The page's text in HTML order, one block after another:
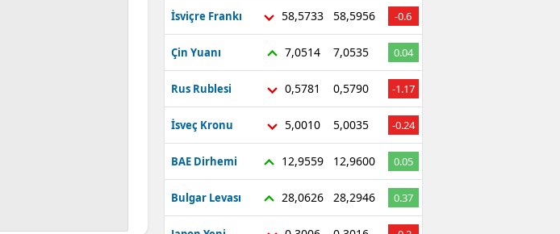
İsviçre Frankı 58,5733 58,5956 -0.6
Çin Yuanı 7,0514 7,0535 0.04
Rus Rublesi 0,5781 0,5790 -1.17
İsveç Kronu 5,0010 5,0035 -0.24
BAE Dirhemi 12,9559 12,9600 0.05
Bulgar Levası 28,0626 28,2946 0.37